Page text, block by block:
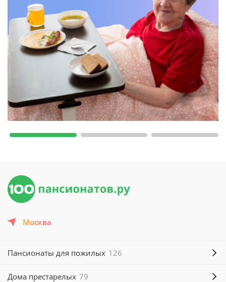
Москва
Пансионаты для пожилых 126
Дома престарелых 79